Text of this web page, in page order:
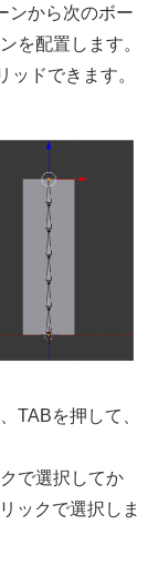
ンから次のボー
を配置します。
ドできます。
TABを押して、
で選択してか
ックで選択しま